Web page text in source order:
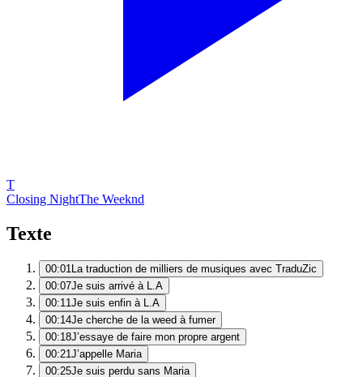
T
Closing NightThe Weeknd
Texte
00:01La traduction de milliers de musiques avec TraduZic
00:07Je suis arrivé à L.A
00:11Je suis enfin à L.A
00:14Je cherche de la weed à fumer
00:18J’essaye de faire mon propre argent
00:21J’appelle Maria
00:25Je suis perdu sans Maria